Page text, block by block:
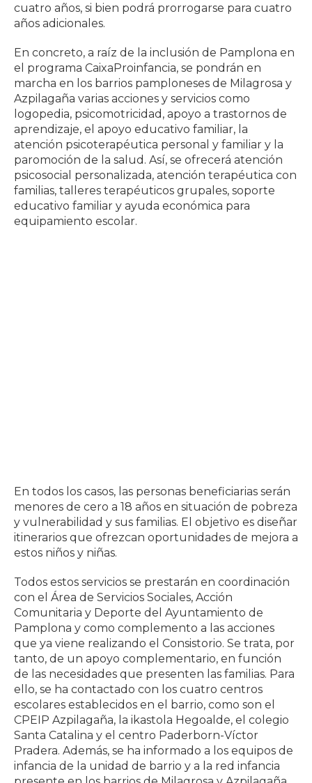
cuatro años, si bien podrá prorrogarse para cuatro
años adicionales.
En concreto, a raíz de la inclusión de Pamplona en
el programa CaixaProinfancia, se pondrán en
marcha en los barrios pamploneses de Milagrosa y
Azpilagaña varias acciones y servicios como
logopedia, psicomotricidad, apoyo a trastornos de
aprendizaje, el apoyo educativo familiar, la
atención psicoterapéutica personal y familiar y la
paromoción de la salud. Así, se ofrecerá atención
psicosocial personalizada, atención terapéutica con
familias, talleres terapéuticos grupales, soporte
educativo familiar y ayuda económica para
equipamiento escolar.
En todos los casos, las personas beneficiarias serán
menores de cero a 18 años en situación de pobreza
y vulnerabilidad y sus familias. El objetivo es diseñar
itinerarios que ofrezcan oportunidades de mejora a
estos niños y niñas.
Todos estos servicios se prestarán en coordinación
con el Área de Servicios Sociales, Acción
Comunitaria y Deporte del Ayuntamiento de
Pamplona y como complemento a las acciones
que ya viene realizando el Consistorio. Se trata, por
tanto, de un apoyo complementario, en función
de las necesidades que presenten las familias. Para
ello, se ha contactado con los cuatro centros
escolares establecidos en el barrio, como son el
CPEIP Azpilagaña, la ikastola Hegoalde, el colegio
Santa Catalina y el centro Paderborn-Víctor
Pradera. Además, se ha informado a los equipos de
infancia de la unidad de barrio y a la red infancia